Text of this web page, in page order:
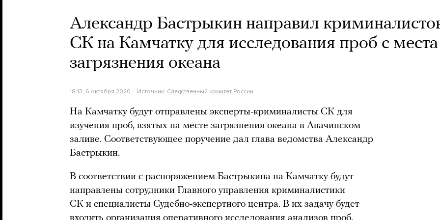
Александр Бастрыкин направил
СК на Камчатку для исследования проб с места
загрязнения океана
18:13, 6 октября 2020 Источник: Следственный комитет России
На Камчатку будут отправлены эксперты-криминалисты СК для
изучения проб, взятых на месте загрязнения океана в Авачинском
заливе. Соответствующее поручение дал глава ведомства Александр
Бастрыкин.
В соответствии с распоряжением Бастрыкина на Камчатку будут
направлены сотрудники Главного управления криминалистики
СК и специалисты Судебно-экспертного центра. В их задачу будет
входить организация оперативного исследования анализов проб.